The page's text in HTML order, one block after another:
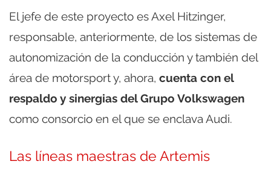
El jefe de este proyecto es Axel Hitzinger,
responsable, anteriormente, de los sistemas de
autonomización de la conducción y también del
área de motorsport y, ahora, cuenta con el
respaldo y sinergias del Grupo Volkswagen
como consorcio en el que se enclava Audi.
Las líneas maestras de Artemis